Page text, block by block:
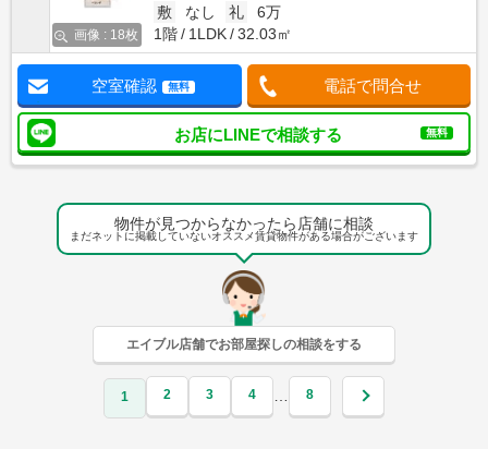
画像 : 18枚
敷
なし 礼
6万
1階
1LDK 32.03㎡
空室確認 無料 電話で問合せ
お店にLINEで相談する 無料
物件が見つからなかったら店舗に相談
まだネットに掲載していないオススメ賃貸物件がある場合がございます
エイブル店舗でお部屋探しの相談をする
1 2 3 4 … 8